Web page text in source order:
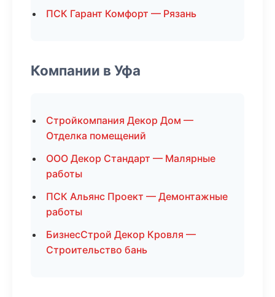
ПСК Гарант Комфорт — Рязань
Компании в Уфа
Стройкомпания Декор Дом —
Отделка помещений
ООО Декор Стандарт — Малярные
работы
ПСК Альянс Проект — Демонтажные
работы
БизнесСтрой Декор Кровля —
Строительство бань